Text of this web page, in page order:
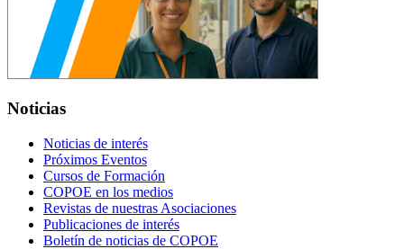
Noticias
Noticias de interés
Próximos Eventos
Cursos de Formación
COPOE en los medios
Revistas de nuestras Asociaciones
Publicaciones de interés
Boletín de noticias de COPOE